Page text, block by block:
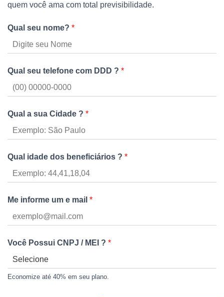
quem você ama com total previsibilidade.
Qual seu nome? *
Qual seu telefone com DDD ? *
Qual a sua Cidade ? *
Qual idade dos beneficiários ? *
Me informe um e mail *
Você Possui CNPJ / MEI ? *
Economize até 40% em seu plano.